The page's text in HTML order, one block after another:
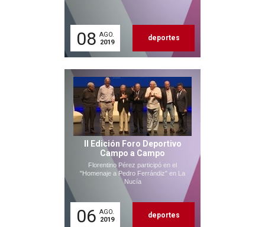
08 AGO.
2019
deportes
II Edición Foro Deportivo
Campo a Campo
Florentino Pérez participó en el
"Homenaje a Pedro Ferrándiz" en La
Nucía
06 AGO.
2019
deportes